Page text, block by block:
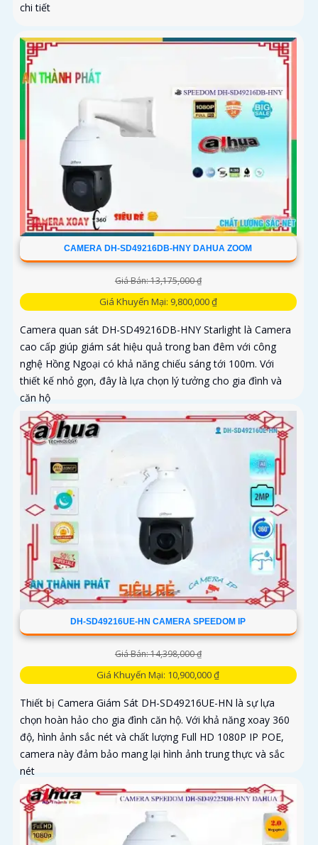
chi tiết
CAMERA DH-SD49216DB-HNY DAHUA ZOOM
Giá Bán: 13,175,000 ₫
Giá Khuyến Mại: 9,800,000 ₫
Camera quan sát DH-SD49216DB-HNY Starlight là Camera
cao cấp giúp giám sát hiệu quả trong ban đêm với công
nghệ Hồng Ngoại có khả năng chiếu sáng tới 100m. Với
thiết kế nhỏ gọn, đây là lựa chọn lý tưởng cho gia đình và
căn hộ
DH-SD49216UE-HN CAMERA SPEEDOM IP
Giá Bán: 14,398,000 ₫
Giá Khuyến Mại: 10,900,000 ₫
Thiết bị Camera Giám Sát DH-SD49216UE-HN là sự lựa
chọn hoàn hảo cho gia đình căn hộ. Với khả năng xoay 360
độ, hình ảnh sắc nét và chất lượng Full HD 1080P IP POE,
camera này đảm bảo mang lại hình ảnh trung thực và sắc
nét